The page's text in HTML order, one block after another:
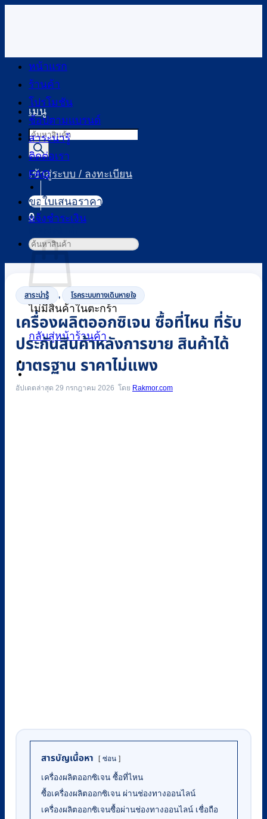
เนื้อหา
เมนู
Products
search
เข้าสู่ระบบ / ลงทะเบียน
0
ไม่มีสินค้าในตะกร้า
กลับสู่หน้าร้านค้า
0
หน้าแรก
ร้านค้า
โปรโมชัน
ช้อปตามแบรนด์
สาระน่ารู้
ติดต่อเรา
FAQ
ขอใบเสนอราคา
แจ้งชำระเงิน
ค้นหา:
สาระน่ารู้ , โรคระบบทางเดินหายใจ
เครื่องผลิตออกซิเจน ซื้อที่ไหน ที่รับ
ประกันสินค้าหลังการขาย สินค้าได้
มาตรฐาน ราคาไม่แพง
อัปเดตล่าสุด 29 กรกฎาคม 2026 Rakmor.com
สารบัญเนื้อหา ซ่อน
เครื่องผลิตออกซิเจน ซื้อที่ไหน
ซื้อเครื่องผลิตออกซิเจน ผ่านช่องทางออนไลน์
เครื่องผลิตออกซิเจนซื้อผ่านช่องทางออนไลน์ เชื่อถือ